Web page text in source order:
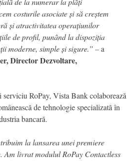
costurile asociate și să creștem
și atractivitatea operațiunilor
de profil, punând la dispoziția
moderne, simple și sigure.” –a
Director Dezvoltare,
RoPay, Vista Bank colaborează
de tehnologie specializată în
bancară.
la lansarea unei premiere
Am livrat modulul RoPay Contactless